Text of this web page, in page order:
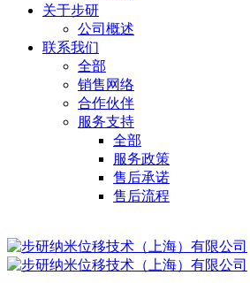
关于步研
公司概述
联系我们
全部
销售网络
合作伙伴
服务支持
全部
服务政策
售后承诺
售后流程